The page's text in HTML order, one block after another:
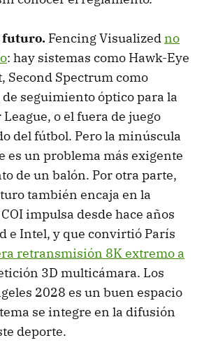
futuro. Fencing Visualizedno
: hay sistemas como Hawk-Eye
Second Spectrum como
seguimiento óptico para la
o el fuera de juego
del fútbol. Pero la minúscula
es un problema más exigente
de un balón. Por otra parte,
también encaja en la
impulsa desde hace años
e Intel, y que convirtió París
retransmisión 8K extremo a
3D multicámara. Los
2028 es un buen espacio
se integre en la difusión
deporte.